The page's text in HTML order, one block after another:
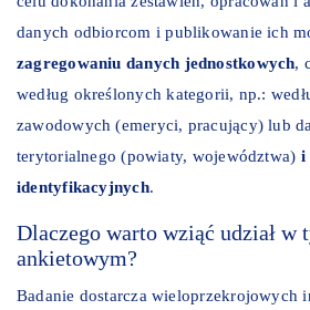
danych odbiorcom i publikowanie ich
zagregowaniu danych jednostkowych,
według określonych kategorii, np.:
zawodowych (emeryci, pracujący) lub
terytorialnego (powiaty, województwa) i
identyfikacyjnych.
Dlaczego warto wziąć udział w
ankietowym?
Badanie dostarcza wieloprzekrojowych